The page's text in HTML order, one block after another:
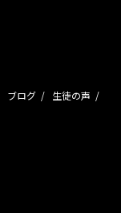
ブログ
生徒の声